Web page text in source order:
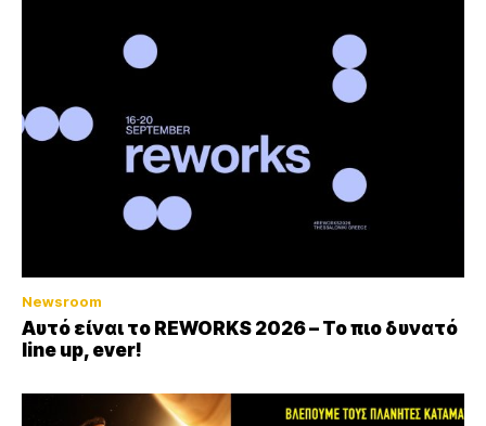
Newsroom
Αυτό είναι το REWORKS 2026 – Το πιο δυνατό
line up, ever!